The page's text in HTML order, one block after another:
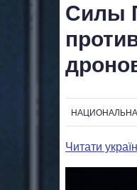
Силы
Читати